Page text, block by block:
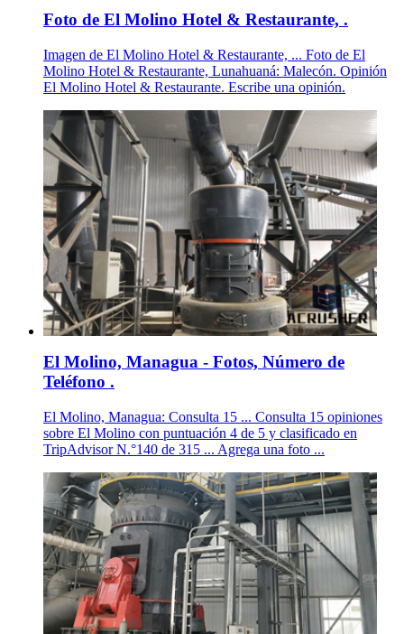
Foto de El Molino Hotel & Restaurante, .
Imagen de El Molino Hotel & Restaurante, ... Foto de El
Molino Hotel & Restaurante, Lunahuaná: Malecón. Opinión
El Molino Hotel & Restaurante. Escribe una opinión.
El Molino, Managua - Fotos, Número de
Teléfono .
El Molino, Managua: Consulta 15 ... Consulta 15 opiniones
sobre El Molino con puntuación 4 de 5 y clasificado en
TripAdvisor N.°140 de 315 ... Agrega una foto ...